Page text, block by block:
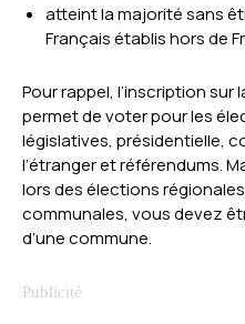
atteint la majorité sans
Français établis hors de
Pour rappel, l’inscription
permet de voter pour les
législatives, présidentielle,
l’étranger et référendums.
lors des élections
communales, vous devez
d’une commune.